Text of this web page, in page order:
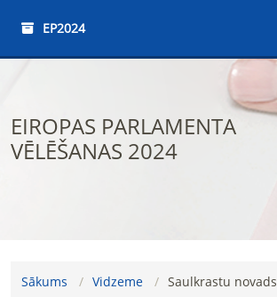
EP2024
EIROPAS PARLAMENTA
VĒLĒŠANAS 2024
Sākums Vidzeme Saulkrastu novads